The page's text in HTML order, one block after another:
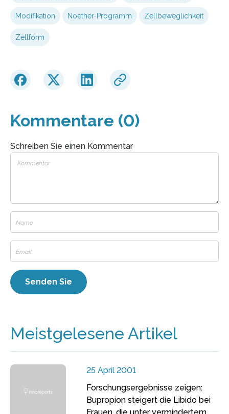
Modifikation Noether-Programm Zellbeweglichkeit
Zellform
Kommentare (0)
Schreiben Sie einen Kommentar
Meistgelesene Artikel
25 April 2001
Forschungsergebnisse zeigen:
Bupropion steigert die Libido bei
Frauen, die unter vermindertem